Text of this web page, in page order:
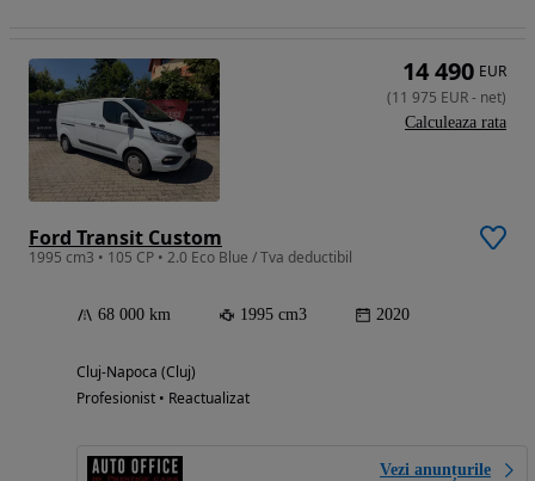
Ford Transit Custom
1995 cm3 • 105 CP • 2.0 Eco Blue / Tva deductibil
68 000 km 1995 cm3 2020
Cluj-Napoca (Cluj)
Profesionist • Reactualizat
Vezi anunțurile
14 490 EUR
(11 975 EUR- net)
Calculeaza rata